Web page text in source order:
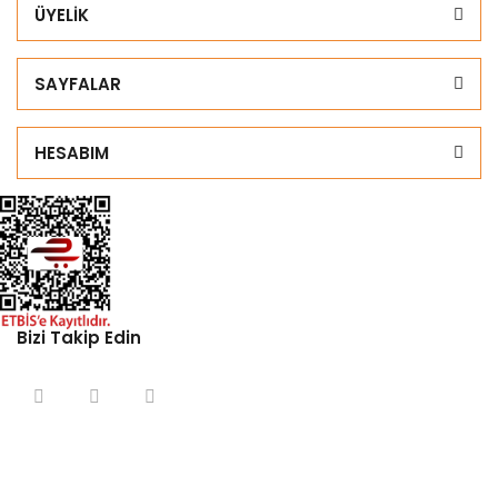
ÜYELİK
SAYFALAR
HESABIM
Bizi Takip Edin